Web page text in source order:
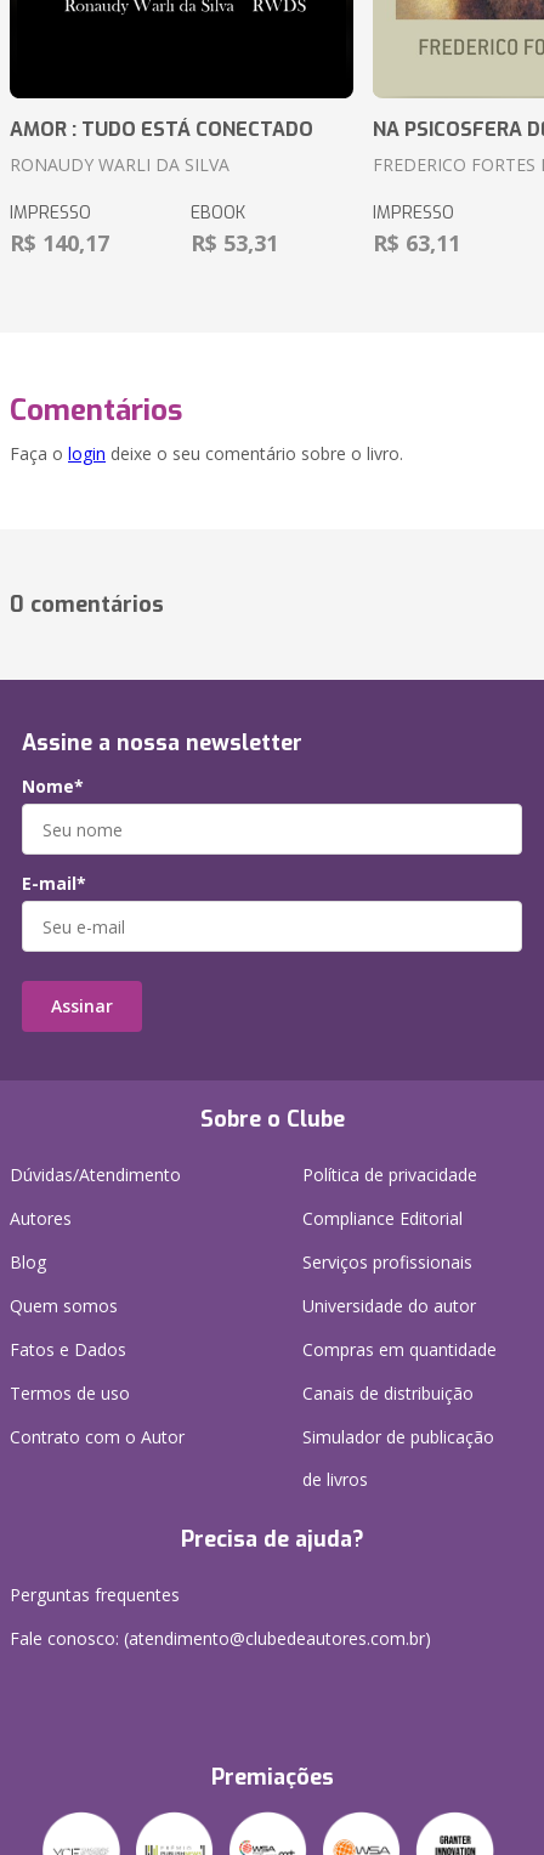
AMOR : TUDO ESTÁ CONECTADO
RONAUDY WARLI DA SILVA
IMPRESSO
R$ 140,17
EBOOK
R$ 53,31
NA PSICOSFERA
FREDERICO FORTES
IMPRESSO
R$ 63,11
Comentários
Faça o login deixe o seu comentário sobre o livro.
0 comentários
Sobre o Clube
Dúvidas/Atendimento
Autores
Blog
Quem somos
Fatos e Dados
Termos de uso
Contrato com o Autor
Política de privacidade
Compliance Editorial
Serviços profissionais
Universidade do autor
Compras em quantidade
Canais de distribuição
Simulador de publicação
de livros
Precisa de ajuda?
Perguntas frequentes
Fale conosco: (atendimento@clubedeautores.com.br)
Premiações
Assine a nossa newsletter
Nome*
E-mail*
Assinar